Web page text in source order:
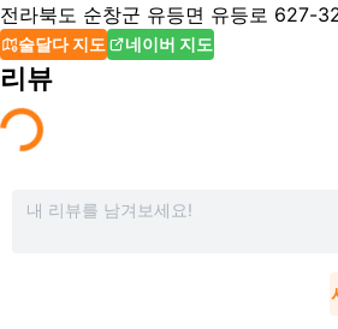
전라북도 순창군 유등면 유등로 627-
술달다 지도 네이버 지도
리뷰